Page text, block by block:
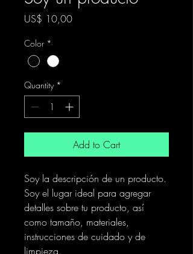
US$ 10,00Price
Color *
Quantity *
Add to Cart
Soy la descripción de un producto.
Soy el lugar ideal para agregar
detalles sobre tu producto, así
como tamaño, materiales,
instrucciones de cuidado y de
limpieza.